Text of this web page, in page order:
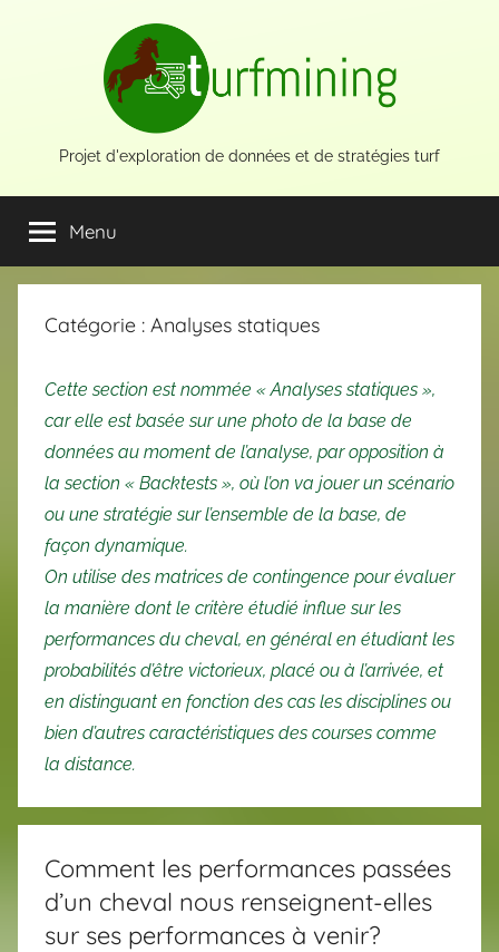
Projet d'exploration de données et de stratégies turf
Menu
Catégorie : Analyses statiques
Cette section est nommée « Analyses statiques »,
car elle est basée sur une photo de la base de
données au moment de l’analyse, par opposition à
la section « Backtests », où l’on va jouer un scénario
ou une stratégie sur l’ensemble de la base, de
façon dynamique.
On utilise des matrices de contingence pour évaluer
la manière dont le critère étudié influe sur les
performances du cheval, en général en étudiant les
probabilités d’être victorieux, placé ou à l’arrivée, et
en distinguant en fonction des cas les disciplines ou
bien d’autres caractéristiques des courses comme
la distance.
Comment les performances passées
d’un cheval nous renseignent-elles
sur ses performances à venir?